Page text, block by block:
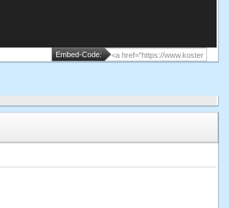
Embed-Code: